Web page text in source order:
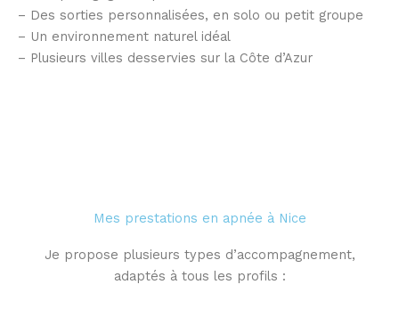
– Des sorties personnalisées, en solo ou petit groupe
– Un environnement naturel idéal
– Plusieurs villes desservies sur la Côte d’Azur
Mes prestations en apnée à Nice
Je propose plusieurs types d’accompagnement,
adaptés à tous les profils :